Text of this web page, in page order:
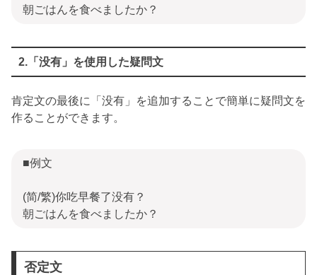
朝ごはんを食べましたか？
2.「没有」を使用した疑問文
肯定文の最後に「没有」を追加することで簡単に疑問文を
作ることができます。
■例文
(简/繁)你吃早餐了没有？
朝ごはんを食べましたか？
否定文